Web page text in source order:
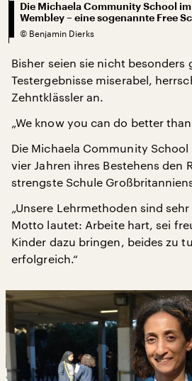
Die Michaela Community School
Wembley – eine sogenannte Free
© Benjamin Dierks
Bisher seien sie nicht besonders
Testergebnisse miserabel,
Zehntklässler an.
„We know you can do better
Die Michaela Community
vier Jahren ihres Bestehens den
strengste Schule
„Unsere Lehrmethoden sind
Motto lautet: Arbeite hart, sei
Kinder dazu bringen, beides zu
erfolgreich.“